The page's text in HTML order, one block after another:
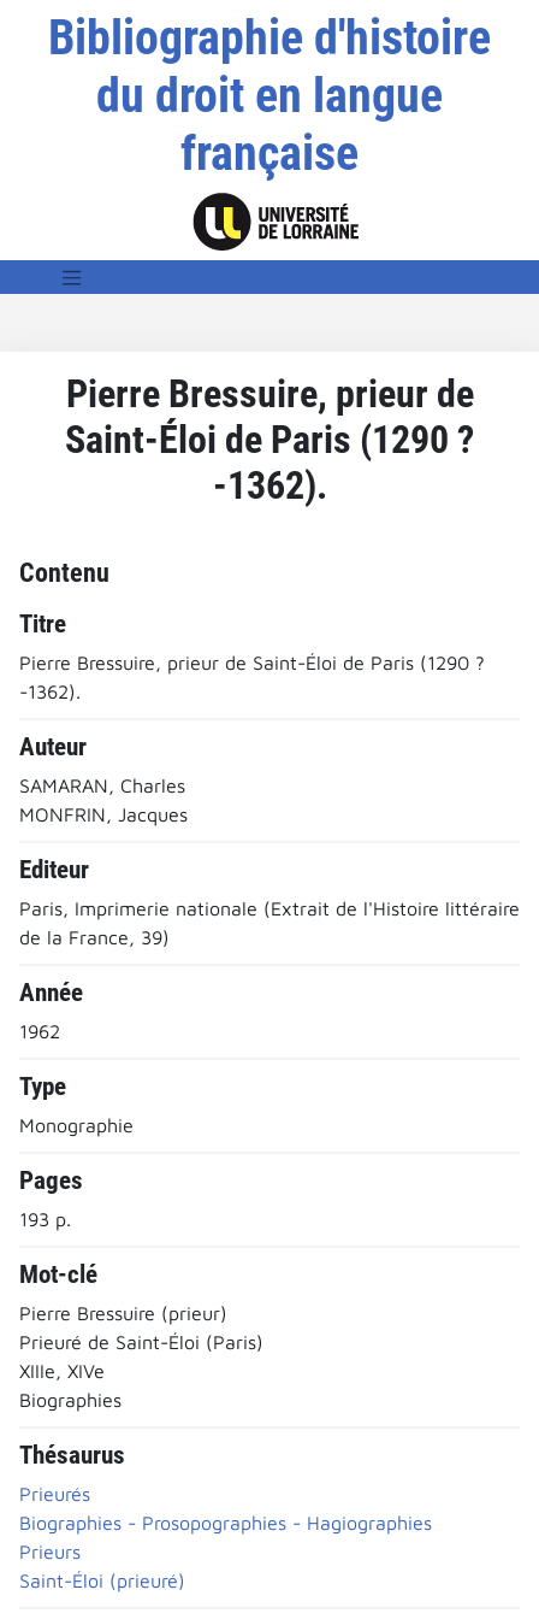
Bibliographie d'histoire
du droit en langue
française
Pierre Bressuire, prieur de
Saint-Éloi de Paris (1290 ?
-1362).
Contenu
Titre
Pierre Bressuire, prieur de Saint-Éloi de Paris (1290 ?
-1362).
Auteur
SAMARAN, Charles
MONFRIN, Jacques
Editeur
Paris, Imprimerie nationale (Extrait de l'Histoire littéraire
de la France, 39)
Année
1962
Type
Monographie
Pages
193 p.
Mot-clé
Pierre Bressuire (prieur)
Prieuré de Saint-Éloi (Paris)
XIIIe, XIVe
Biographies
Thésaurus
Prieurés
Biographies - Prosopographies - Hagiographies
Prieurs
Saint-Éloi (prieuré)